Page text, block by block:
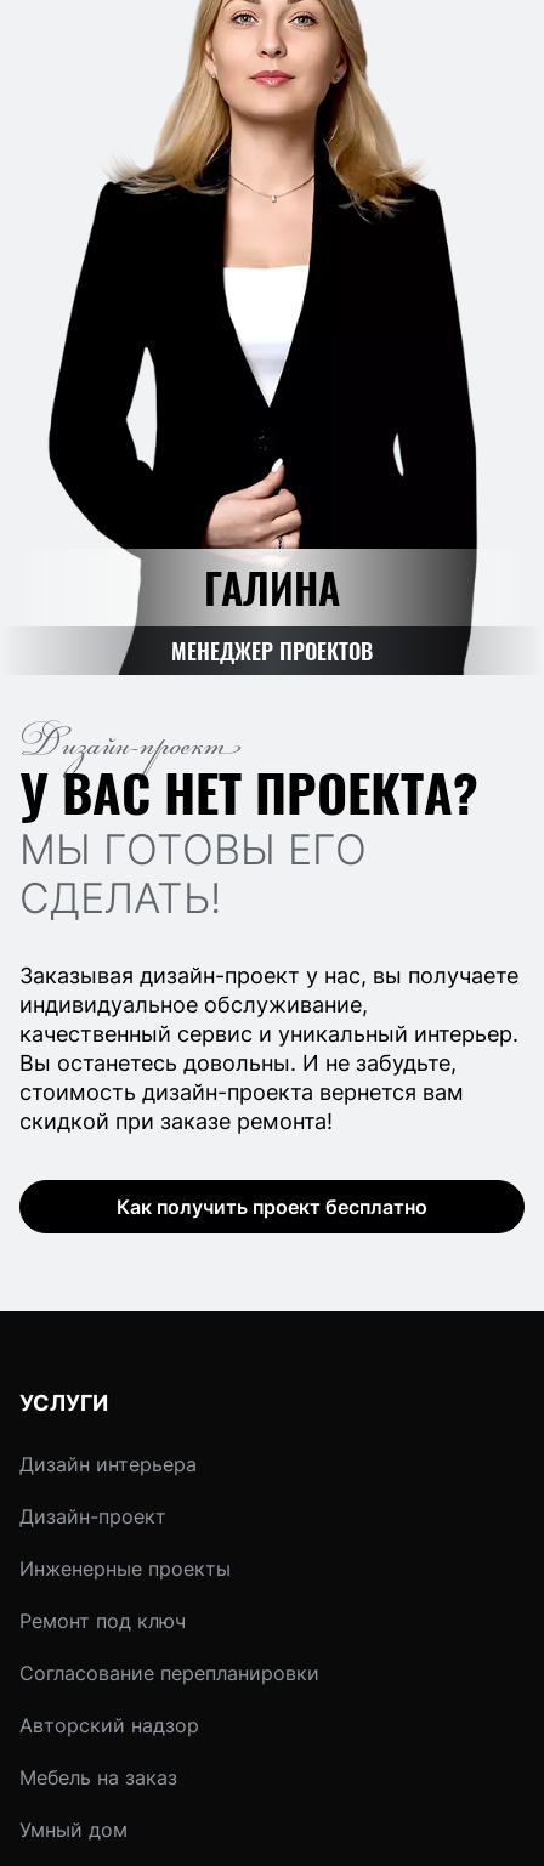
ГАЛИНА
МЕНЕДЖЕР ПРОЕКТОВ
Дизайн-проект
У ВАС НЕТ ПРОЕКТА?
МЫ ГОТОВЫ ЕГО
СДЕЛАТЬ!
Заказывая дизайн-проект у нас, вы получаете
индивидуальное обслуживание,
качественный сервис и уникальный интерьер.
Вы останетесь довольны. И не забудьте,
стоимость дизайн-проекта вернется вам
скидкой при заказе ремонта!
Как получить проект бесплатно
УСЛУГИ
Дизайн интерьера
Дизайн-проект
Инженерные проекты
Ремонт под ключ
Согласование перепланировки
Авторский надзор
Мебель на заказ
Умный дом